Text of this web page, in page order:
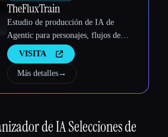
TheFluxTrain
Estudio de producción de IA de
Agentic para personajes, flujos de
trabajo y vídeos coherentes
VISITA
Más detalles→
de IASelecciones de